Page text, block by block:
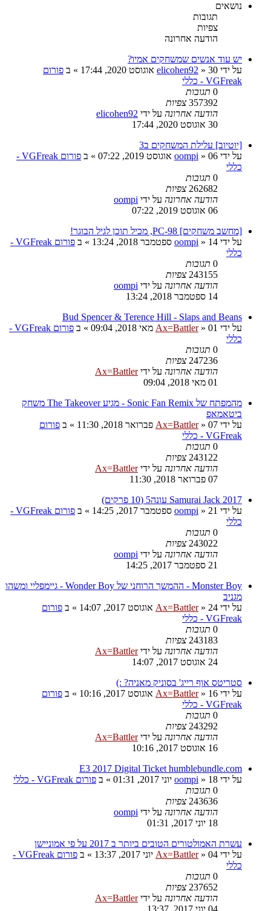
נושאים
תגובות
צפיות
הודעה אחרונה
יש עוד אנשים שמשחקים אמיו?
על ידי
elicohen92 » 30 אוגוסט 2020, 17:44 » ב פורום
VGFreak - כללי
0 תגובות
357392 צפיות
הודעה אחרונה על ידי elicohen92
30 אוגוסט 2020, 17:44
[יוטיוב] עלילת המשחקים ב3
על ידי
oompi » 06 אוגוסט 2019, 07:22 » ב
פורום VGFreak -
כללי
0 תגובות
262682 צפיות
הודעה אחרונה על ידי oompi
06 אוגוסט 2019, 07:22
[מחשב משחקים] PC-98, מכיל תוכן לגיל הבוגר!
על ידי
oompi » 14 ספטמבר 2018, 13:24 » ב
פורום VGFreak -
כללי
0 תגובות
243155 צפיות
הודעה אחרונה על ידי oompi
14 ספטמבר 2018, 13:24
Bud Spencer & Terence Hill - Slaps and Beans
על ידי
Ax=Battler» 01 מאי 2018, 09:04 » ב
פורום VGFreak -
כללי
0 תגובות
247236 צפיות
הודעה אחרונה על ידיAx=Battler
01 מאי 2018, 09:04
מהמפתח של Sonic Fan Remix - מגיע The Takeover משחק
ביטאמאפ
על ידי
Ax=Battler» 07 פברואר 2018, 11:30 » ב פורום
VGFreak - כללי
0 תגובות
243122 צפיות
הודעה אחרונה על ידיAx=Battler
07 פברואר 2018, 11:30
Samurai Jack 2017 עונה5 (10 פרקים)
על ידי
oompi » 21 ספטמבר 2017, 14:25 » ב
פורום VGFreak -
כללי
0 תגובות
243022 צפיות
הודעה אחרונה על ידי oompi
21 ספטמבר 2017, 14:25
Monster Boy - ההמשך הרוחני של Wonder Boy - גיימפליי ומשהו
מגניב
על ידי
Ax=Battler» 24 אוגוסט 2017, 14:07 » ב פורום
VGFreak - כללי
0 תגובות
243183 צפיות
הודעה אחרונה על ידיAx=Battler
24 אוגוסט 2017, 14:07
סטריטס אוף רייג' בסוניק מאניה? :)
על ידי
Ax=Battler» 16 אוגוסט 2017, 10:16 » ב פורום
VGFreak - כללי
0 תגובות
243292 צפיות
הודעה אחרונה על ידיAx=Battler
16 אוגוסט 2017, 10:16
E3 2017 Digital Ticket humblebundle.com
על ידי
oompi » 18 יוני 2017, 01:31 » ב פורום VGFreak - כללי
0 תגובות
243636 צפיות
הודעה אחרונה על ידי oompi
18 יוני 2017, 01:31
עשרת האמולטורים הטובים ביותר ב 2017 על פי אמוניישן
על ידי
Ax=Battler» 04 יוני 2017, 13:37 » ב
פורום VGFreak -
כללי
0 תגובות
237652 צפיות
הודעה אחרונה על ידיAx=Battler